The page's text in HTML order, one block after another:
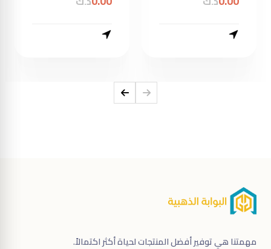
مهمتنا هي توفير أفضل المنتجات لحياة أكثر اكتمالاً.